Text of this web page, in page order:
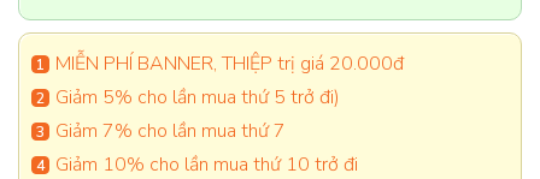
MIỄN PHÍ BANNER, THIỆP trị giá 20.000đ
Giảm 5% cho lần mua thứ 5 trở đi)
Giảm 7% cho lần mua thứ 7
Giảm 10% cho lần mua thứ 10 trở đi